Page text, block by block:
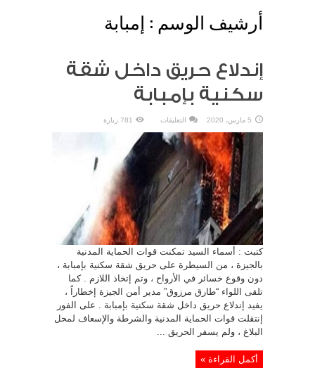
أرشيف الوسم : إمبابة
إندلاع حريق داخل شقة
سكنية بإمبابة
5 مارس، 2020 التعليقات
حريق
داخل
مغلقة
781 زيارة
كتبت : أسماء السيد تمكنت قوات الحماية المدنية
بالجيزة ، من السيطرة على حريق شقة سكنية بإمبابة ،
دون وقوع خسائر في الأرواح ، وتم إتخاذ اللازم . كما
تلقى اللواء “طارق مرزوق” مدير أمن الجيزة إخطاراً ،
يفيد إندلاع حريق داخل شقة سكنية بإمبابة . على الفور
إنتقلت قوات الحماية المدنية والشرطة والإسعاف لمحل
البلاغ ، ولم يسفر الحريق ...
أكمل القراءة »